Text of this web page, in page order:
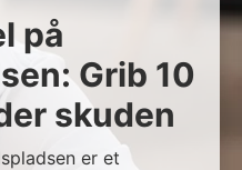
på
Grib 10
skuden
er et